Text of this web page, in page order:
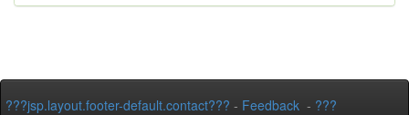
???jsp.layout.footer-default.contact??? - Feedback - ???